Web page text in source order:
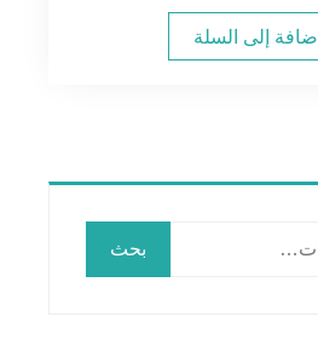
إضافة إلى السلة
بحث